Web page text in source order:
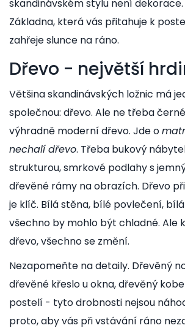
skandinávském stylu není
Základna, která vás přitahuje k
zahřeje slunce na ráno.
Dřevo - největší
Většina skandinávských ložnic má
společnou: dřevo. Ale ne třeba
výhradně moderní dřevo. Jde o
nechalí dřevo. Třeba bukový
strukturou, smrkové podlahy s
dřevěné rámy na obrazích. Dřevo
je klíč. Bílá stěna, bílé povlečení,
všechno by mohlo být chladné. Ale
dřevo, všechno se změní.
Nezapomeňte na detaily. Dřevěný
dřevěné křeslo u okna, dřevěný
postelí - tyto drobnosti nejsou
proto, aby vás při vstávání ráno